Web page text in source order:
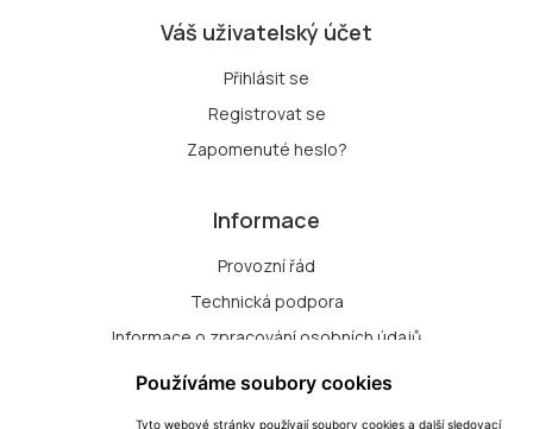
Používáme soubory cookies
Tyto webové stránky používají soubory cookies a další sledovací
Váš uživatelský účet
Přihlásit se
Registrovat se
Zapomenuté heslo?
Informace
Provozní řád
Technická podpora
Informace o zpracování osobních údajů
Zásady zpracování souborů cookie